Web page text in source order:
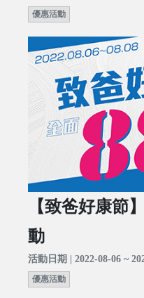
優惠活動
【致爸好康節
動
活動日期 | 2022-08-06 ~
優惠活動